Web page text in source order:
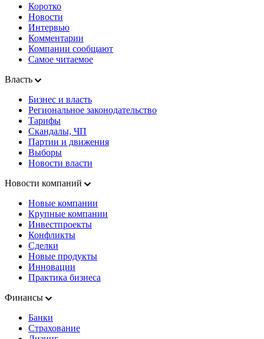
Коротко
Новости
Интервью
Комментарии
Компании сообщают
Самое читаемое
Власть
Бизнес и власть
Региональное законодательство
Тарифы
Скандалы, ЧП
Партии и движения
Выборы
Новости власти
Новости компаний
Новые компании
Крупные компании
Инвестпроекты
Конфликты
Сделки
Новые продукты
Инновации
Практика бизнеса
Финансы
Банки
Страхование